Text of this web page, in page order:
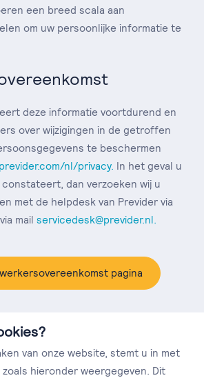
een breed scala aan
om uw persoonlijke informatie te
deze informatie voortdurend en
over wijzigingen in de getroffen
te beschermen
previder.com/nl/privacy. In het geval u
constateert, dan verzoeken wij u
met de helpdesk van Previder via
mail servicedesk@previder.nl.
pagina
van onze website, stemt u in met
hieronder weergegeven. Dit